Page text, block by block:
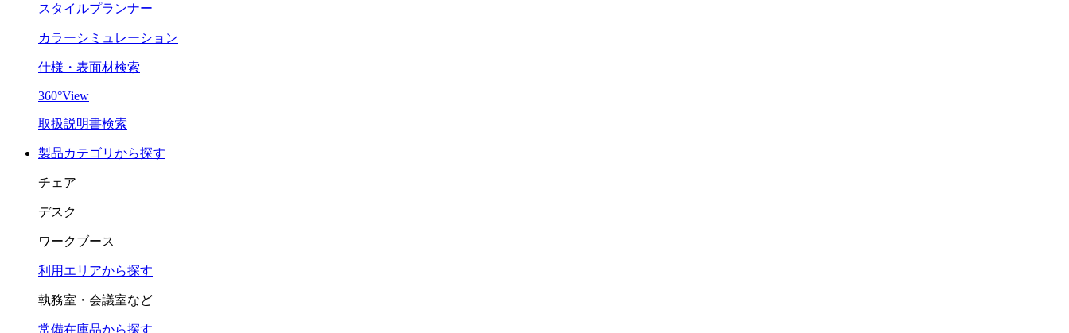
スタイルプランナー
カラーシミュレーション
仕様・表面材検索
360°View
取扱説明書検索
製品カテゴリから探す
チェア
デスク
ワークブース
利用エリアから探す
執務室・会議室など
常備在庫品から探す